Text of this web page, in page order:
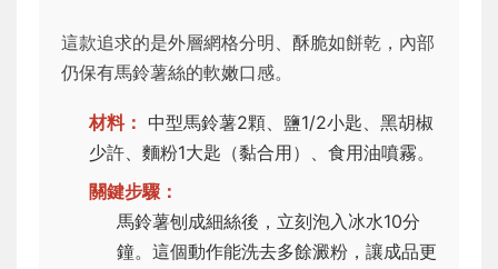
這款追求的是外層網格分明、酥脆如餅乾，內部
仍保有馬鈴薯絲的軟嫩口感。
材料： 中型馬鈴薯2顆、鹽1/2小匙、黑胡椒
少許、麵粉1大匙（黏合用）、食用油噴霧。
關鍵步驟：
馬鈴薯刨成細絲後，立刻泡入冰水10分
鐘。這個動作能洗去多餘澱粉，讓成品更